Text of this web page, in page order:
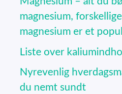
magnesium,
magnesium er et
Liste over
Nyrevenlig
du nemt sundt